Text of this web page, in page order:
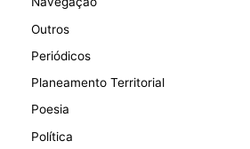
Outros
Periódicos
Planeamento Territorial
Poesia
Política